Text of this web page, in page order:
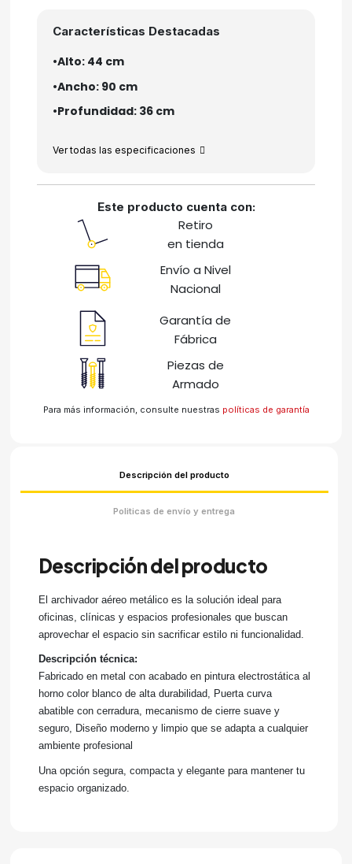
Características Destacadas
•Alto: 44 cm
•Ancho: 90 cm
•Profundidad: 36 cm
Ver todas las especificaciones
Este producto cuenta con:
Retiro
en tienda
Envío a Nivel
Nacional
Garantía de
Fábrica
Piezas de
Armado
Para más información, consulte nuestras políticas de garantía
Descripción del producto
Politicas de envío y entrega
Descripción del producto
El archivador aéreo metálico es la solución ideal para
oficinas, clínicas y espacios profesionales que buscan
aprovechar el espacio sin sacrificar estilo ni funcionalidad.
Descripción técnica:
Fabricado en metal con acabado en pintura electrostática al
horno color blanco de alta durabilidad, Puerta curva
abatiblecon cerradura, mecanismo de cierre suave y
seguro, Diseño moderno y limpio que se adapta a cualquier
ambiente profesional
Una opción segura, compacta y elegante para mantener tu
espacio organizado.